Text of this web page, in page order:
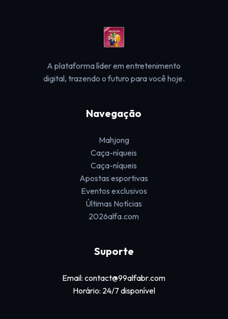
A plataforma líder em entretenimento
digital, trazendo o futuro para você hoje.
Navegação
Mahjong
Caça-níqueis
Caça-níqueis
Apostas esportivas
Eventos exclusivos
Últimas Notícias
2026alfa.com
Suporte
Email: contact@99alfabr.com
Horário: 24/7 disponível